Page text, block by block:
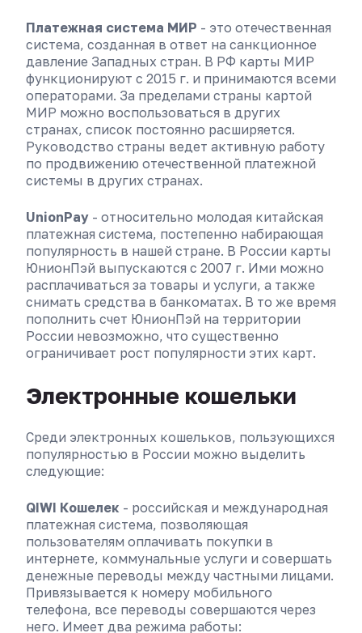
Платежная система МИР - это отечественная
система, созданная в ответ на санкционное
давление Западных стран. В РФ карты МИР
функционируют с 2015 г. и принимаются всеми
операторами. За пределами страны картой
МИР можно воспользоваться в других
странах, список постоянно расширяется.
Руководство страны ведет активную работу
по продвижению отечественной платежной
системы в других странах.
UnionPay - относительно молодая китайская
платежная система, постепенно набирающая
популярность в нашей стране. В России карты
ЮнионПэй выпускаются с 2007 г. Ими можно
расплачиваться за товары и услуги, а также
снимать средства в банкоматах. В то же время
пополнить счет ЮнионПэй на территории
России невозможно, что существенно
ограничивает рост популярности этих карт.
Электронные кошельки
Среди электронных кошельков, пользующихся
популярностью в России можно выделить
следующие:
QIWI Кошелек - российская и международная
платежная система, позволяющая
пользователям оплачивать покупки в
интернете, коммунальные услуги и совершать
денежные переводы между частными лицами.
Привязывается к номеру мобильного
телефона, все переводы совершаются через
него. Имеет два режима работы: